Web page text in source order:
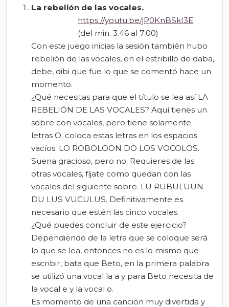
La rebelión de las vocales.
https://youtu.be/jP0KnBSkI3E
(del min. 3.46 al 7.00)
Con este juego inicias la sesión también hubo
rebelión de las vocales, en el estribillo de daba,
debe, dibi que fue lo que se comentó hace un
momento.
¿Qué necesitas para que el título se lea así LA
REBELIÓN DE LAS VOCALES? Aquí tienes un
sobre con vocales, pero tiene solamente
letras O; coloca estas letras en los espacios
vacíos: LO ROBOLOON DO LOS VOCOLOS.
Suena gracioso, pero no. Requieres de las
otras vocales, fíjate como quedan con las
vocales del siguiente sobre. LU RUBULUUN
DU LUS VUCULUS. Definitivamente es
necesario que estén las cinco vocales.
¿Qué puedes concluir de este ejercicio?
Dependiendo de la letra que se coloque será
lo que se lea, entonces no es lo mismo que
escribir, bata que Beto, en la primera palabra
se utilizó una vocal la a y para Beto necesita de
la vocal e y la vocal o.
Es momento de una canción muy divertida y